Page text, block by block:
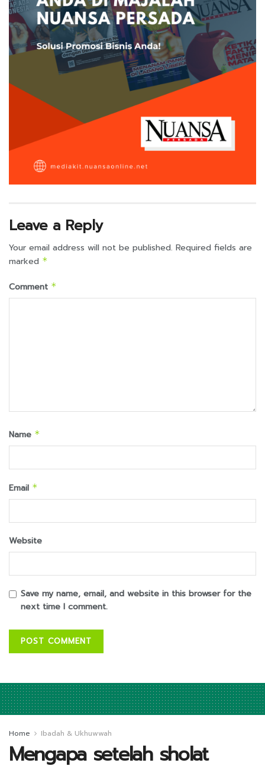
Leave a Reply
Your email address will not be published. Required fields are
marked *
Comment *
Name *
Email *
Website
Save my name, email, and website in this browser for the
next time I comment.
Home Ibadah & Ukhuwwah
Mengapa setelah sholat